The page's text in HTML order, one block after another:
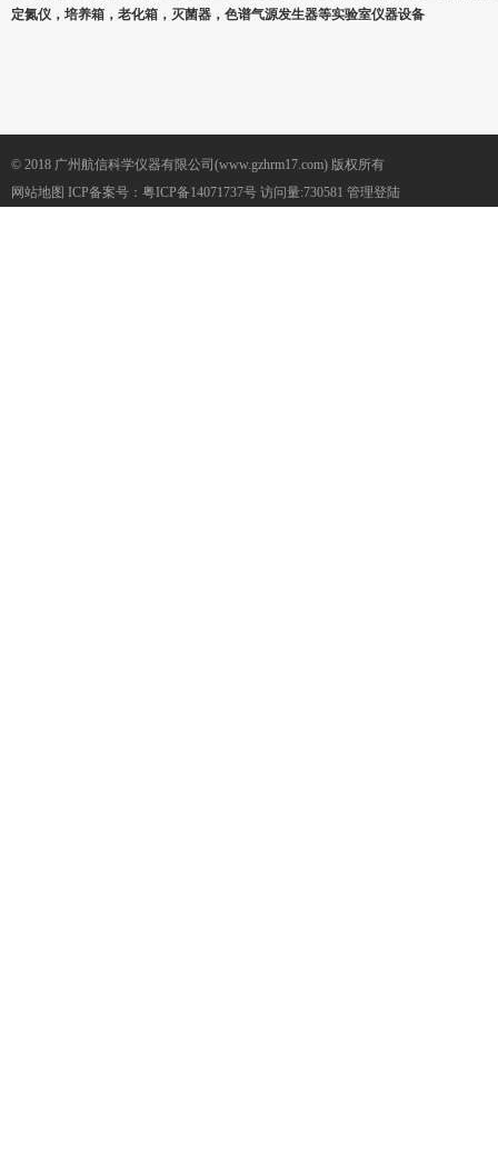
定氮仪，培养箱，老化箱，灭菌器，色谱气源发生器等实验室仪器设备
© 2018 广州航信科学仪器有限公司(www.gzhrm17.com) 版权所有
网站地图 ICP备案号： 粤ICP备14071737号 访问量:730581 管理登陆